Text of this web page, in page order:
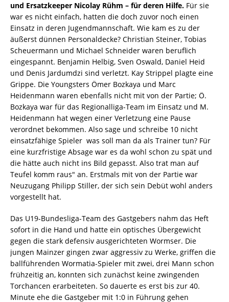
und Ersatzkeeper Nicolay Rühm – für deren Hilfe. Für sie
war es nicht einfach, hatten die doch zuvor noch einen
Einsatz in deren Jugendmannschaft. Wie kam es zu der
äußerst dünnen Personaldecke? Christian Steiner, Tobias
Scheuermann und Michael Schneider waren beruflich
eingespannt. Benjamin Helbig, Sven Oswald, Daniel Heid
und Denis Jardumdzi sind verletzt. Kay Strippel plagte eine
Grippe. Die Youngsters Ömer Bozkaya und Marc
Heidenmann waren ebenfalls nicht mit von der Partie; Ö.
Bozkaya war für das Regionalliga-Team im Einsatz und M.
Heidenmann hat wegen einer Verletzung eine Pause
verordnet bekommen. Also sage und schreibe 10 nicht
einsatzfähige Spieler  was soll man da als Trainer tun? Für
eine kurzfristige Absage war es da wohl schon zu spät und
die hätte auch nicht ins Bild gepasst. Also trat man auf
Teufel komm raus" an. Erstmals mit von der Partie war
Neuzugang Philipp Stiller, der sich sein Debüt wohl anders
vorgestellt hat.
Das U19-Bundesliga-Team des Gastgebers nahm das Heft
sofort in die Hand und hatte ein optisches Übergewicht
gegen die stark defensiv ausgerichteten Wormser. Die
jungen Mainzer gingen zwar aggressiv zu Werke, griffen die
ballführenden Wormatia-Spieler mit zwei, drei Mann schon
frühzeitig an, konnten sich zunächst keine zwingenden
Torchancen erarbeiteten. So dauerte es erst bis zur 40.
Minute ehe die Gastgeber mit 1:0 in Führung gehen